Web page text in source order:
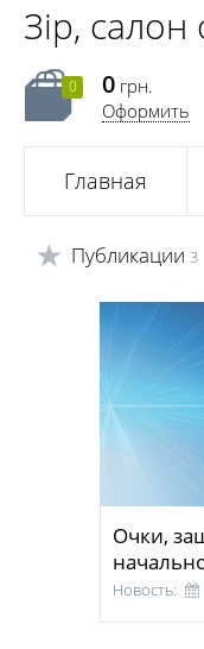
Зір, салон
0 0 грн.
Оформить
Главная
Публикации 3
Очки,
Новость: